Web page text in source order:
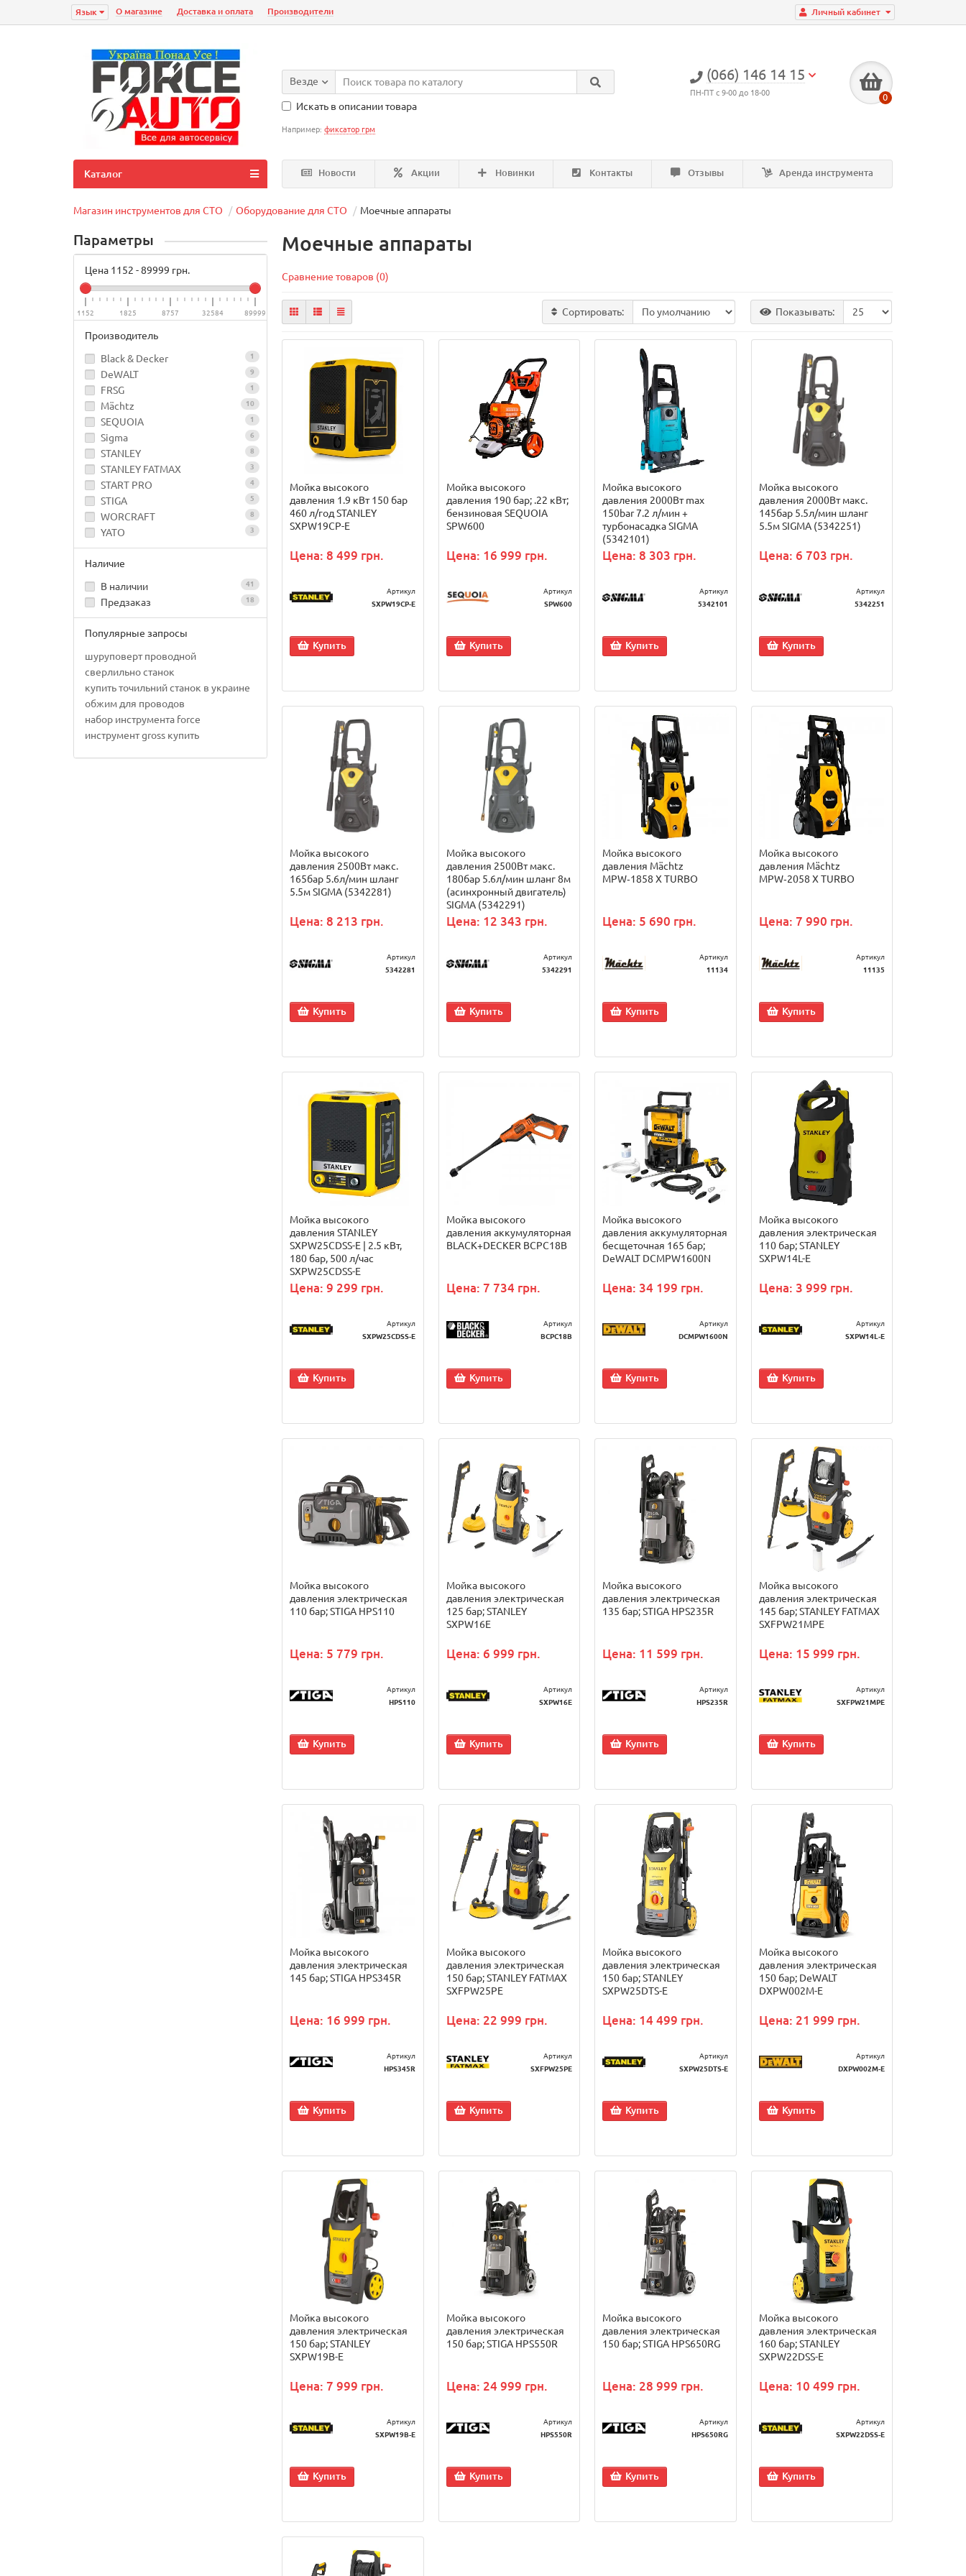
Личный кабинет
Язык О магазине Доставка и оплата Производители
(066) 146 14 15
ПН-ПТ с 9-00 до 18-00 0
Везде
Искать в описании товара
Например: фиксатор грм
Новости Акции Новинки Контакты Отзывы Аренда инструмента
Каталог
Магазин инструментов для СТО Оборудование для СТО Моечные аппараты
Параметры
Цена 1152 -89999 грн.
1152 1825 8757 32584 89999
Производитель
Black & Decker
1
DeWALT 9
FRSG 1
Mächtz 10
SEQUOIA 1
Sigma 6
STANLEY 8
STANLEY FATMAX 3
START PRO 4
STIGA 5
WORCRAFT 8
YATO 3
Наличие
В наличии
41
Предзаказ 18
Популярные запросы
шуруповерт проводной
сверлильно станок
купить точильний станок в украине
обжим для проводов
набор инструмента force
инструмент gross купить
Моечные аппараты
Сравнение товаров (0)
Сортировать: Показывать:
Мойка высокого
давления 1.9 кВт 150 бар
460 л/год STANLEY
SXPW19CP-E
Цена: 8 499 грн.
Артикул
SXPW19CP-E
Купить
Мойка высокого
давления 190 бар; .22 кВт;
бензиновая SEQUOIA
SPW600
Цена: 16 999 грн.
Артикул
SPW600
Купить
Мойка высокого
давления 2000Вт max
150bar 7.2 л/мин +
турбонасадка SIGMA
(5342101)
Цена: 8 303 грн.
Артикул
5342101
Купить
Мойка высокого
давления 2000Вт макс.
145бар 5.5л/мин шланг
5.5м SIGMA (5342251)
Цена: 6 703 грн.
Артикул
5342251
Купить
Мойка высокого
давления 2500Вт макс.
165бар 5.6л/мин шланг
5.5м SIGMA (5342281)
Цена: 8 213 грн.
Артикул
5342281
Купить
Мойка высокого
давления 2500Вт макс.
180бар 5.6л/мин шланг 8м
(асинхронный двигатель)
SIGMA (5342291)
Цена: 12 343 грн.
Артикул
5342291
Купить
Мойка высокого
давления Mächtz
MPW‑1858 X TURBO
Цена: 5 690 грн.
Артикул
11134
Купить
Мойка высокого
давления Mächtz
MPW‑2058 X TURBO
Цена: 7 990 грн.
Артикул
11135
Купить
Мойка высокого
давления STANLEY
SXPW25CDSS-E | 2.5 кВт,
180 бар, 500 л/час
SXPW25CDSS-E
Цена: 9 299 грн.
Артикул
SXPW25CDSS-E
Купить
Мойка высокого
давления аккумуляторная
BLACK+DECKER BCPC18B
Цена: 7 734 грн.
Артикул
BCPC18B
Купить
Мойка высокого
давления аккумуляторная
бесщеточная 165 бар;
DeWALT DCMPW1600N
Цена: 34 199 грн.
Артикул
DCMPW1600N
Купить
Мойка высокого
давления электрическая
110 бар; STANLEY
SXPW14L-E
Цена: 3 999 грн.
Артикул
SXPW14L-E
Купить
Мойка высокого
давления электрическая
110 бар; STIGA HPS110
Цена: 5 779 грн.
Артикул
HPS110
Купить
Мойка высокого
давления электрическая
125 бар; STANLEY
SXPW16E
Цена: 6 999 грн.
Артикул
SXPW16E
Купить
Мойка высокого
давления электрическая
135 бар; STIGA HPS235R
Цена: 11 599 грн.
Артикул
HPS235R
Купить
Мойка высокого
давления электрическая
145 бар; STANLEY FATMAX
SXFPW21MPE
Цена: 15 999 грн.
Артикул
SXFPW21MPE
Купить
Мойка высокого
давления электрическая
145 бар; STIGA HPS345R
Цена: 16 999 грн.
Артикул
HPS345R
Купить
Мойка высокого
давления электрическая
150 бар; STANLEY FATMAX
SXFPW25PE
Цена: 22 999 грн.
Артикул
SXFPW25PE
Купить
Мойка высокого
давления электрическая
150 бар; STANLEY
SXPW25DTS-E
Цена: 14 499 грн.
Артикул
SXPW25DTS-E
Купить
Мойка высокого
давления электрическая
150 бар; DeWALT
DXPW002M-E
Цена: 21 999 грн.
Артикул
DXPW002M-E
Купить
Мойка высокого
давления электрическая
150 бар; STANLEY
SXPW19B-E
Цена: 7 999 грн.
Артикул
SXPW19B-E
Купить
Мойка высокого
давления электрическая
150 бар; STIGA HPS550R
Цена: 24 999 грн.
Артикул
HPS550R
Купить
Мойка высокого
давления электрическая
150 бар; STIGA HPS650RG
Цена: 28 999 грн.
Артикул
HPS650RG
Купить
Мойка высокого
давления электрическая
160 бар; STANLEY
SXPW22DSS-E
Цена: 10 499 грн.
Артикул
SXPW22DSS-E
Купить